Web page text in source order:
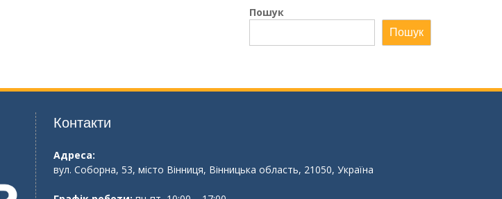
Пошук
Пошук
Контакти
Адреса:
вул. Соборна, 53, місто Вінниця, Вінницька область, 21050, Україна